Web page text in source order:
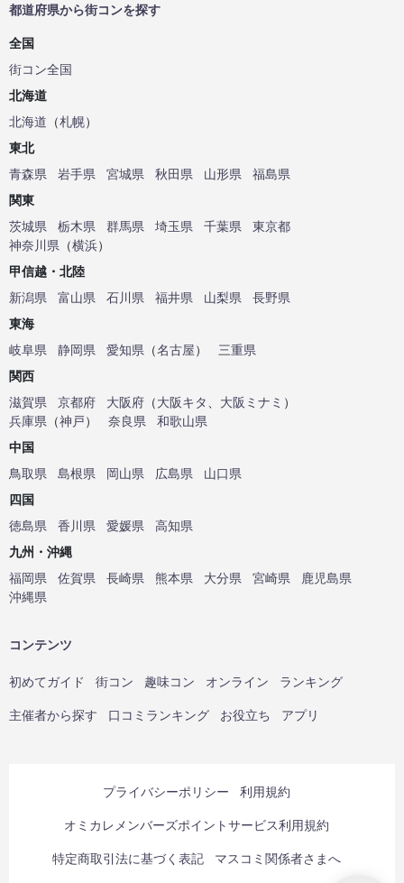
都道府県から街コンを探す
全国
街コン全国
北海道
北海道 （札幌）
東北
青森県
岩手県 宮城県 秋田県 山形県
福島県
関東
茨城県
栃木県 群馬県 埼玉県 千葉県
東京都
神奈川県 （横浜）
甲信越・北陸
新潟県
富山県 石川県 福井県 山梨県
長野県
東海
岐阜県
静岡県 愛知県 （名古屋）
三重県
関西
滋賀県
京都府 大阪府 （大阪キタ 大阪ミナミ ）
兵庫県 （神戸） 奈良県
和歌山県
中国
鳥取県
島根県 岡山県 広島県
山口県
四国
徳島県
香川県 愛媛県
高知県
九州・沖縄
福岡県
佐賀県 長崎県 熊本県 大分県 宮崎県
鹿児島県
沖縄県
コンテンツ
初めてガイド 街コン 趣味コン オンライン ランキング
主催者から探す 口コミランキング お役立ち アプリ
プライバシーポリシー 利用規約
オミカレメンバーズポイントサービス利用規約
特定商取引法に基づく表記 マスコミ関係者さまへ